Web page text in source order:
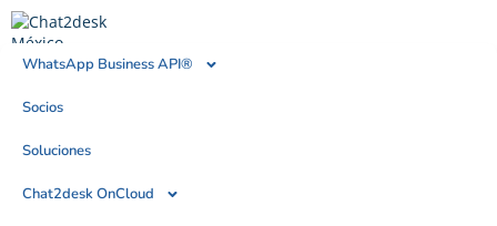
WhatsApp Business API®
Socios
Soluciones
Chat2desk OnCloud
Tendencias, Noticias & Artículos